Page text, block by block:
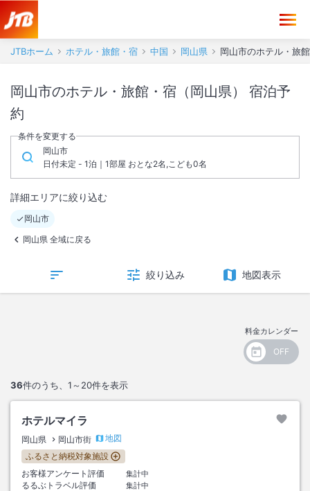
JTBホーム ホテル・旅館・宿 中国 岡山県 岡山市のホテル・旅
岡山市のホテル・旅館・宿（岡山県） 宿泊予
約
条件を変更する
岡山市
日付未定 - 1泊｜1部屋 おとな2名,こども0名
詳細エリアに絞り込む
岡山市
岡山県 全域に戻る
絞り込み 地図表示
料金カレンダー
36件のうち、 1～20件を表示
ホテルマイラ
岡山県 岡山市街
地図
ふるさと納税対象施設
お客様アンケート評価
集計中
るるぶトラベル評価
集計中